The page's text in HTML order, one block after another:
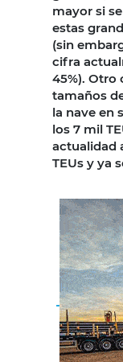
mayor si
estas
(sin
cifra
45%). Otro
tamaños
la nave en
los 7 mil
actualidad
TEUs y ya